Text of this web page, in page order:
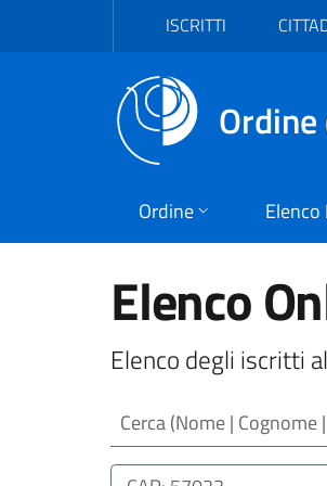
Vai al contenuto principale
ISCRITTI
Ordine
Elenco
Elenco degli iscritti
Cerca (Nome | Cognome | N.
Luogo (CAP | Comune |